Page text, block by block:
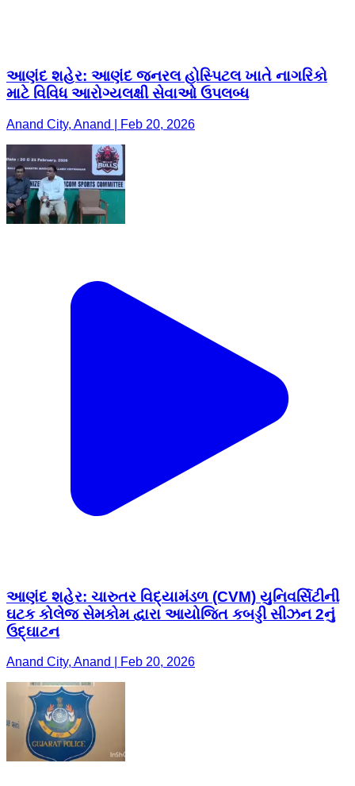
આણંદ શહેર: આણંદ જનરલ હોસ્પિટલ ખાતે નાગરિકો
માટે વિવિધ આરોગ્યલક્ષી સેવાઓ ઉપલબ્ધ
Anand City, Anand | Feb 20, 2026
આણંદ શહેર: ચારુતર વિદ્યામંડળ (CVM) યુનિવર્સિટીની
ઘટક કોલેજ સેમકોમ દ્વારા આયોજિત કબડ્ડી સીઝન 2નું
ઉદ્ઘાટન
Anand City, Anand | Feb 20, 2026